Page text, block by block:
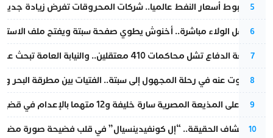
5
رغم هبوط أسعار النفط عالميا.. شركات المحروقات تفرض زيادة
6
بعد حفل الولاء مباشرة.. أخنوش يطوي صفحة سبتة ويفتح ملف
7
مقاطعة الدفاع تشل محاكمات 410 معتقلين.. والنيابة العامة تبحث عن حل قانوني
8
المسكوت عنه في رحلة المجهول إلى سبتة.. الفتيات بين مطرقة البحر
9
الحكم على المذيعة المصرية سارة خليفة و12 متهما بالإعدام في قضية هزت بلاد الفراعنة
10
بعد انكشاف الحقيقة.. “إل كونفيدينسيال” في قلب فضيحة صورة